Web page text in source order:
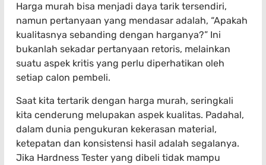
Harga murah bisa menjadi daya tarik tersendiri,
namun pertanyaan yang mendasar adalah, “Apakah
kualitasnya sebanding dengan harganya?” Ini
bukanlah sekadar pertanyaan retoris, melainkan
suatu aspek kritis yang perlu diperhatikan oleh
setiap calon pembeli.
Saat kita tertarik dengan harga murah, seringkali
kita cenderung melupakan aspek kualitas. Padahal,
dalam dunia pengukuran kekerasan material,
ketepatan dan konsistensi hasil adalah segalanya.
Jika Hardness Tester yang dibeli tidak mampu